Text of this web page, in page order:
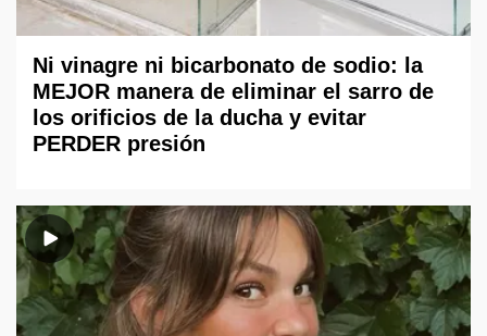
Ni vinagre ni bicarbonato de sodio: la
MEJOR manera de eliminar el sarro de
los orificios de la ducha y evitar
PERDER presión